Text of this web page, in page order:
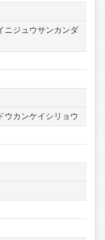
ニジュウサンカンダ
ウカンケイシリョウ